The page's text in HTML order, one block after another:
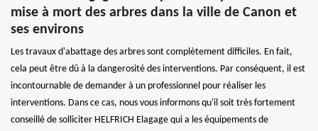
mise à mort des arbres dans la ville de Canon et
ses environs
Les travaux d'abattage des arbres sont complètement difficiles. En fait,
cela peut être dû à la dangerosité des interventions. Par conséquent, il est
incontournable de demander à un professionnel pour réaliser les
interventions. Dans ce cas, nous vous informons qu'il soit très fortement
conseillé de solliciter HELFRICH Elagage qui a les équipements de